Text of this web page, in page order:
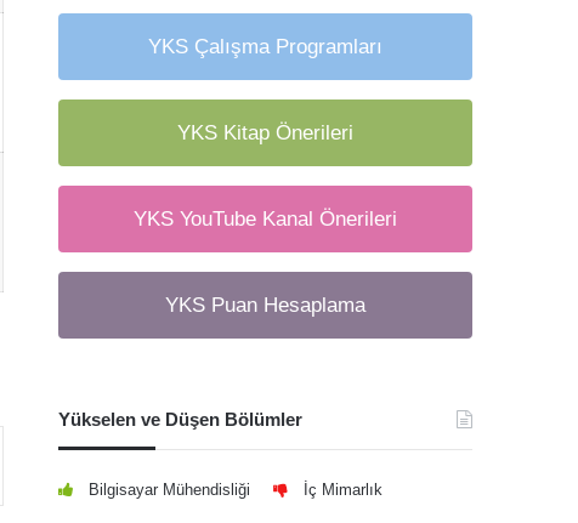
YKS Çalışma Programları
YKS Kitap Önerileri
YKS YouTube Kanal Önerileri
YKS Puan Hesaplama
Yükselen ve Düşen Bölümler
Bilgisayar Mühendisliği İç Mimarlık